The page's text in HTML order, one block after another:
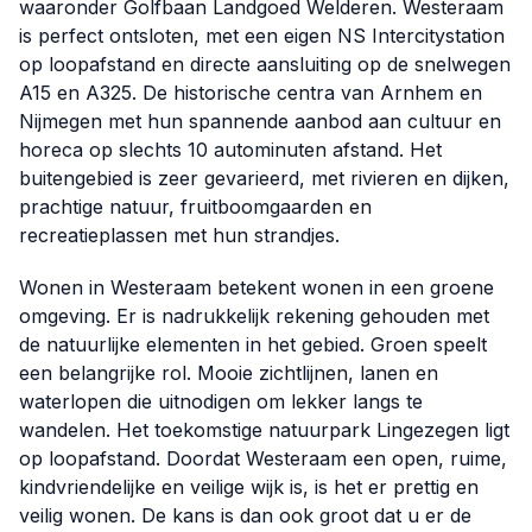
waaronder Golfbaan Landgoed Welderen. Westeraam
is perfect ontsloten, met een eigen NS Intercitystation
op loopafstand en directe aansluiting op de snelwegen
A15 en A325. De historische centra van Arnhem en
Nijmegen met hun spannende aanbod aan cultuur en
horeca op slechts 10 autominuten afstand. Het
buitengebied is zeer gevarieerd, met rivieren en dijken,
prachtige natuur, fruitboomgaarden en
recreatieplassen met hun strandjes.
Wonen in Westeraam betekent wonen in een groene
omgeving. Er is nadrukkelijk rekening gehouden met
de natuurlijke elementen in het gebied. Groen speelt
een belangrijke rol. Mooie zichtlijnen, lanen en
waterlopen die uitnodigen om lekker langs te
wandelen. Het toekomstige natuurpark Lingezegen ligt
op loopafstand. Doordat Westeraam een open, ruime,
kindvriendelijke en veilige wijk is, is het er prettig en
veilig wonen. De kans is dan ook groot dat u er de